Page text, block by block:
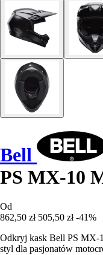
Bell
PS MX-10
Od
862,50 zł 505,50 zł -41%
Odkryj kask Bell PS MX-
styl dla pasjonatów